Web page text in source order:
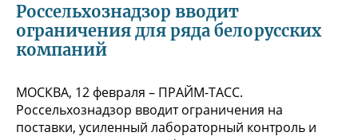
Россельхознадзор вводит
ограничения для ряда белорусских
компаний
МОСКВА, 12 февраля – ПРАЙМ-ТАСС.
Россельхознадзор вводит ограничения на
поставки, усиленный лабораторный контроль и